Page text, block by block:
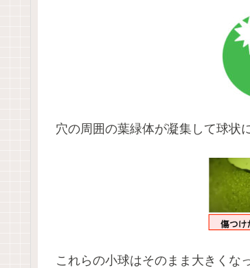
穴の周囲の葉緑体が凝集して球状
これらの小球はそのまま大きくな